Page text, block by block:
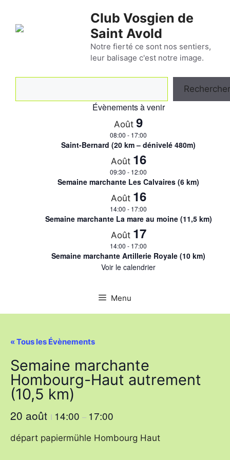
contenu
Club Vosgien de
Saint Avold
Notre fierté ce sont nos sentiers,
leur balisage c'est notre image.
Rechercher
Évènements à venir
Août 9
08:00 - 17:00
Saint-Bernard (20 km – dénivelé 480m)
Août 16
09:30 - 12:00
Semaine marchante Les Calvaires (6 km)
Août 16
14:00 - 17:00
Semaine marchante La mare au moine (11,5 km)
Août 17
14:00 - 17:00
Semaine marchante Artillerie Royale (10 km)
Voir le calendrier
Menu
« Tous les Évènements
Semaine marchante
Hombourg-Haut autrement
(10,5 km)
20 août I 14:00 – 17:00
départ papiermühle Hombourg Haut